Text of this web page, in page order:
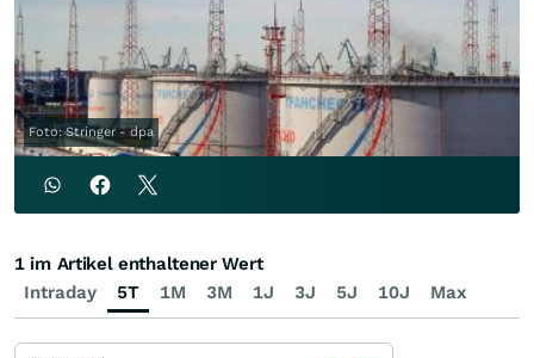
Foto: Stringer - dpa
Intraday 5T 1M 3M 1J 3J 5J 10J Max
1 im Artikel enthaltener Wert